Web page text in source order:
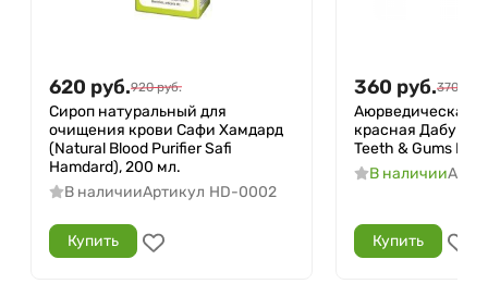
620 руб.920 руб.
Сироп натуральный для
очищения крови Сафи Хамдард
(Natural Blood Purifier Safi
Hamdard), 200 мл.
В наличииАртикул HD-0002
Купить
360 руб.370
Аюрведическая
красная Дабур
Teeth & Gums
В наличии
Купить